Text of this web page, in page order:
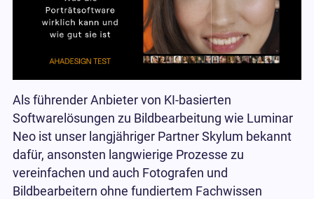
Als führender Anbieter von KI-basierten
Softwarelösungen zu Bildbearbeitung wie Luminar
Neo ist unser langjähriger Partner Skylum bekannt
dafür, ansonsten langwierige Prozesse zu
vereinfachen und auch Fotografen und
Bildbearbeitern ohne fundiertem Fachwissen